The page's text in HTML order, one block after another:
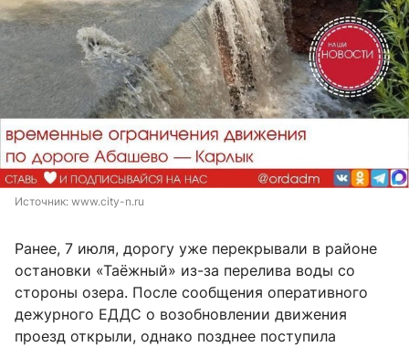
Источник: www.city-n.ru
Ранее, 7 июля, дорогу уже перекрывали в районе
остановки «Таёжный» из-за перелива воды со
стороны озера. После сообщения оперативного
дежурного ЕДДС о возобновлении движения
проезд открыли, однако позднее поступила